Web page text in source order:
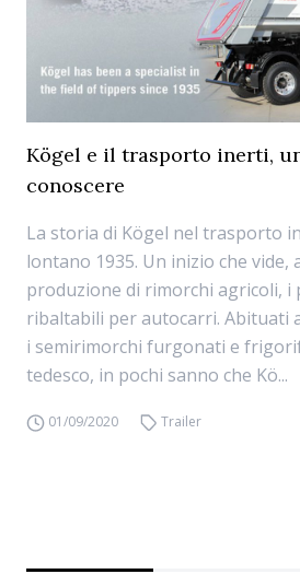
Kögel e il trasporto inerti,
conoscere
La storia di Kögel nel trasporto
lontano 1935. Un inizio che vide,
produzione di rimorchi agricoli, i
ribaltabili per autocarri. Abituati
i semirimorchi furgonati e
tedesco, in pochi sanno che Kö...
01/09/2020 Trailer